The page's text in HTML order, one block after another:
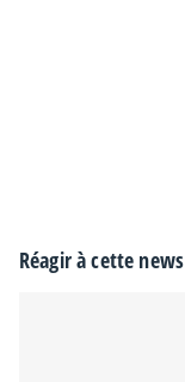
Réagir à cette news